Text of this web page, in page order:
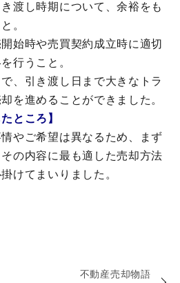
渡し時期について、余裕をも
。
始時や売買契約成立時に適切
行うこと。
、引き渡し日まで大きなトラ
を進めることができました。
ところ】
やご希望は異なるため、まず
の内容に最も適した売却方法
けてまいりました。
不動産売却物語